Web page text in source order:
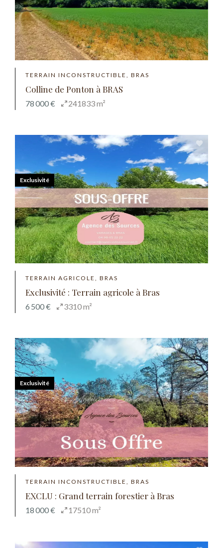
TERRAIN INCONSTRUCTIBLE, BRAS
Colline de Ponton à BRAS
78 000 € 241833 m²
TERRAIN AGRICOLE, BRAS
Exclusivité : Terrain agricole à Bras
6 500 € 3310 m²
Exclusivité
TERRAIN INCONSTRUCTIBLE, BRAS
EXCLU : Grand terrain forestier à Bras
18 000 € 17510 m²
Exclusivité